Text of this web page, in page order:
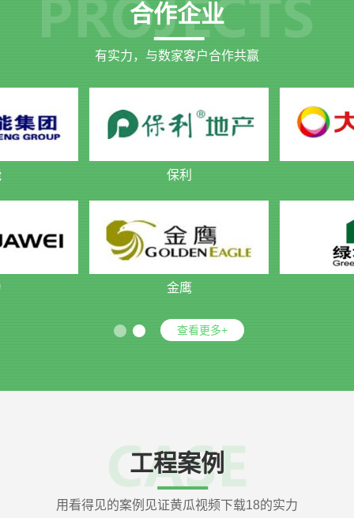
合作企业
有实力，与数家客户合作共赢
保利
金鹰
查看更多+
工程案例
用看得见的案例见证黄瓜视频下载18的实力